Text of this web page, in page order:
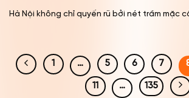
Hà Nội không chỉ quyến rũ bởi nét trầm mặc
1 … 5 6 7
11 … 135